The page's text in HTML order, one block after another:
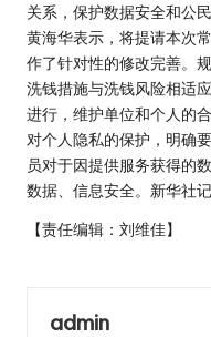
关系，保护数据安全和公
黄海华表示，将提请本次
作了针对性的修改完善。
洗钱措施与洗钱风险相适
进行，维护单位和个人的
对个人隐私的保护，明确
员对于因提供服务获得的
数据、信息安全。新华社
【责任编辑：刘维佳】
admin